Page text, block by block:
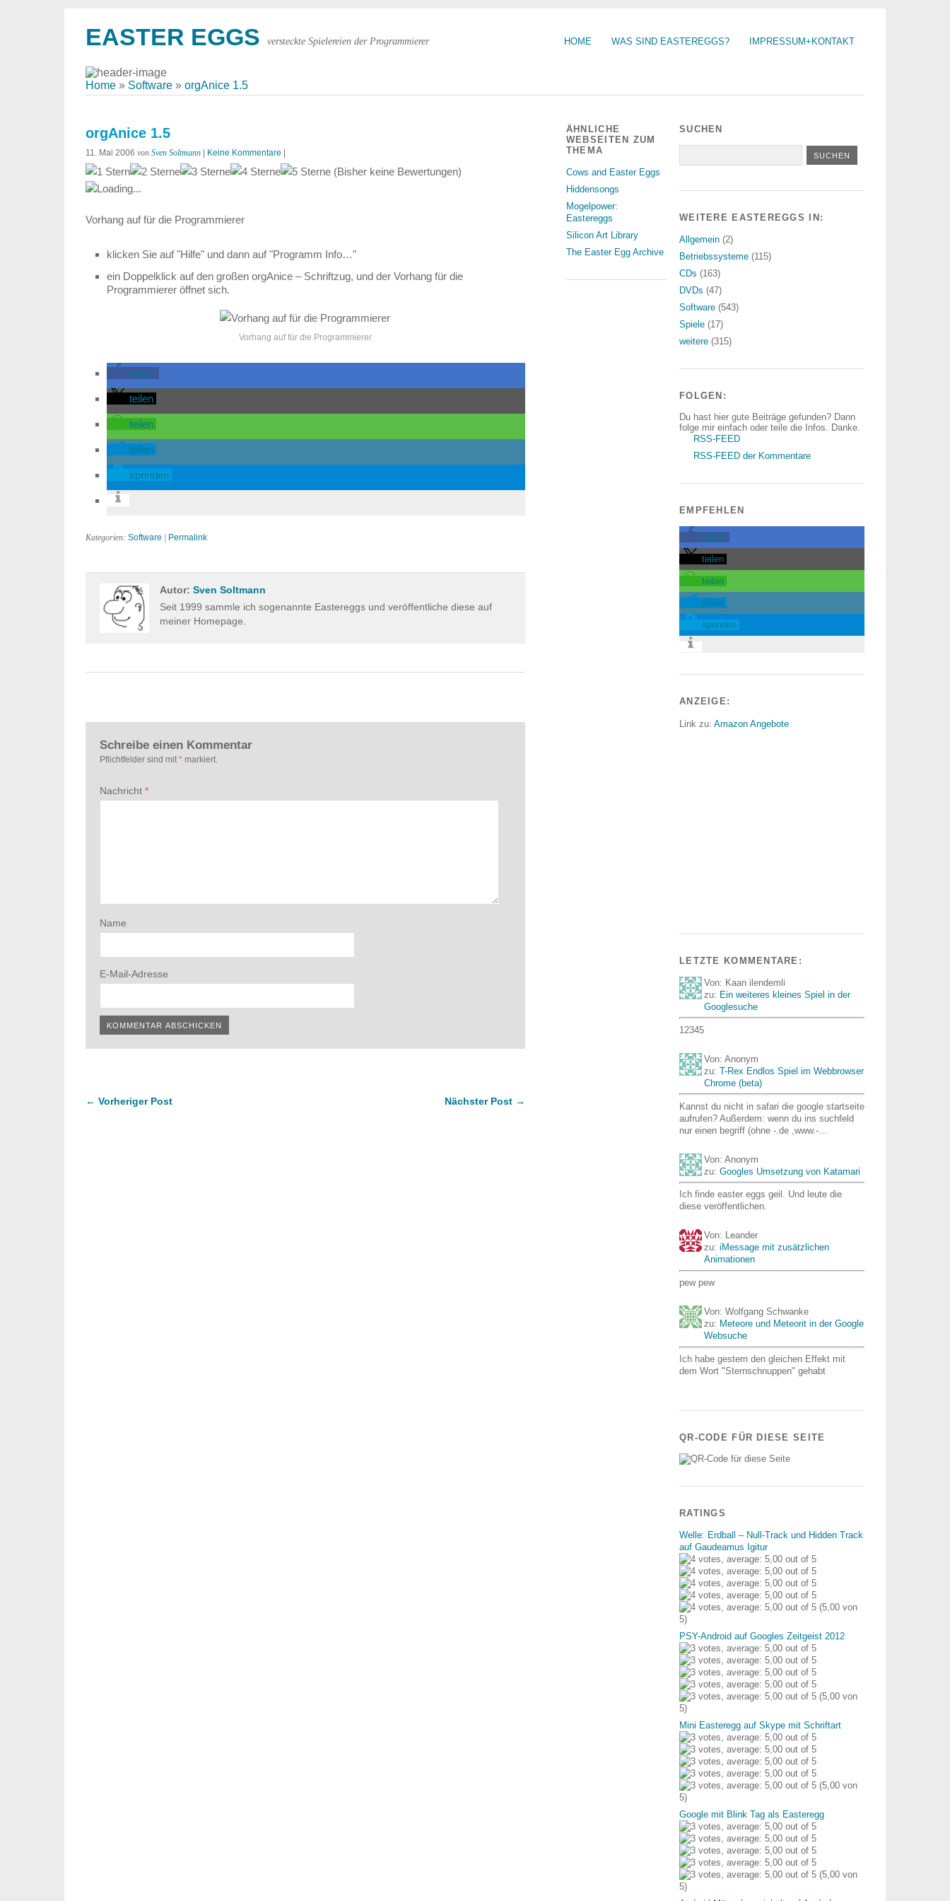
HOME WAS SIND EASTEREGGS? IMPRESSUM+KONTAKT
EASTER EGGS versteckte Spielereien der Programmierer
Home » Software » orgAnice 1.5
orgAnice 1.5
11. Mai 2006 von Sven Soltmann Keine Kommentare
(Bisher keine Bewertungen)
Loading...
Vorhang auf für die Programmierer
klicken Sie auf "Hilfe" und dann auf "Programm Info…"
ein Doppelklick auf den großen orgAnice – Schriftzug, und der Vorhang für die
Programmierer öffnet sich.
Vorhang auf für die Programmierer
teilen
teilen
teilen
teilen
spenden
Kategorien: Software Permalink
Autor: Sven Soltmann
Seit 1999 sammle ich sogenannte Eastereggs und veröffentliche diese auf
meiner Homepage.
Schreibe einen Kommentar
Pflichtfelder sind mit * markiert.
Nachricht *
Name
E-Mail-Adresse
← Vorheriger Post Nächster Post →
ÄHNLICHE
WEBSEITEN ZUM
THEMA
Cows and Easter Eggs
Hiddensongs
Mogelpower:
Eastereggs
Silicon Art Library
The Easter Egg Archive
SUCHEN
WEITERE EASTEREGGS IN:
Allgemein (2)
Betriebssysteme (115)
CDs (163)
DVDs (47)
Software (543)
Spiele (17)
weitere (315)
FOLGEN:
Du hast hier gute Beiträge gefunden? Dann
folge mir einfach oder teile die Infos. Danke.
RSS-FEED
RSS-FEED der Kommentare
EMPFEHLEN
teilen
teilen
teilen
teilen
spenden
ANZEIGE:
Link zu: Amazon Angebote
LETZTE KOMMENTARE:
Von: Kaan ilendemli
zu: Ein weiteres kleines Spiel in der
Googlesuche
12345
Von: Anonym
zu: T-Rex Endlos Spiel im Webbrowser
Chrome (beta)
Kannst du nicht in safari die google startseite
aufrufen? Außerdem: wenn du ins suchfeld
nur einen begriff (ohne -.de ,www.-…
Von: Anonym
zu: Googles Umsetzung von Katamari
Ich finde easter eggs geil. Und leute die
diese veröffentlichen.
Von: Leander
zu: iMessage mit zusätzlichen
Animationen
pew pew
Von: Wolfgang Schwanke
zu: Meteore und Meteorit in der Google
Websuche
Ich habe gestern den gleichen Effekt mit
dem Wort "Sternschnuppen" gehabt
QR-CODE FÜR DIESE SEITE
RATINGS
Welle: Erdball – Null-Track und Hidden Track
auf Gaudeamus Igitur
(5,00 von
5)
PSY-Android auf Googles Zeitgeist 2012
(5,00 von
5)
Mini Easteregg auf Skype mit Schriftart
(5,00 von
5)
Google mit Blink Tag als Easteregg
(5,00 von
5)